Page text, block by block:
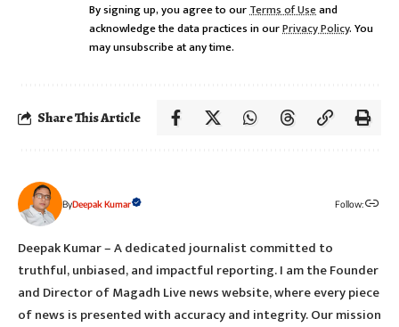
By signing up, you agree to ourTerms of Useand
acknowledge the data practices in ourPrivacy Policy. You
may unsubscribe at any time.
Share This Article
ByDeepak Kumar Follow:
Deepak Kumar – A dedicated journalist committed to
truthful, unbiased, and impactful reporting. I am the Founder
and Director of Magadh Live news website, where every piece
of news is presented with accuracy and integrity. Our mission